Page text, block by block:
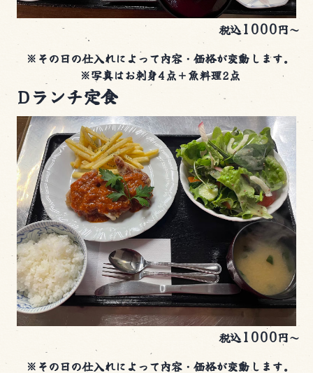
税込1000円～
※その日の仕入れによって内容・価格が変動します。
※写真はお刺身4点＋魚料理2点
Dランチ定食
税込1000円～
※その日の仕入れによって内容・価格が変動します。